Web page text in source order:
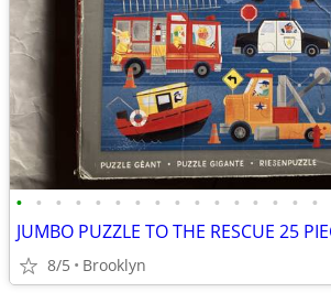
• • • • • • • • • • • • • • • •
8/5 Brooklyn